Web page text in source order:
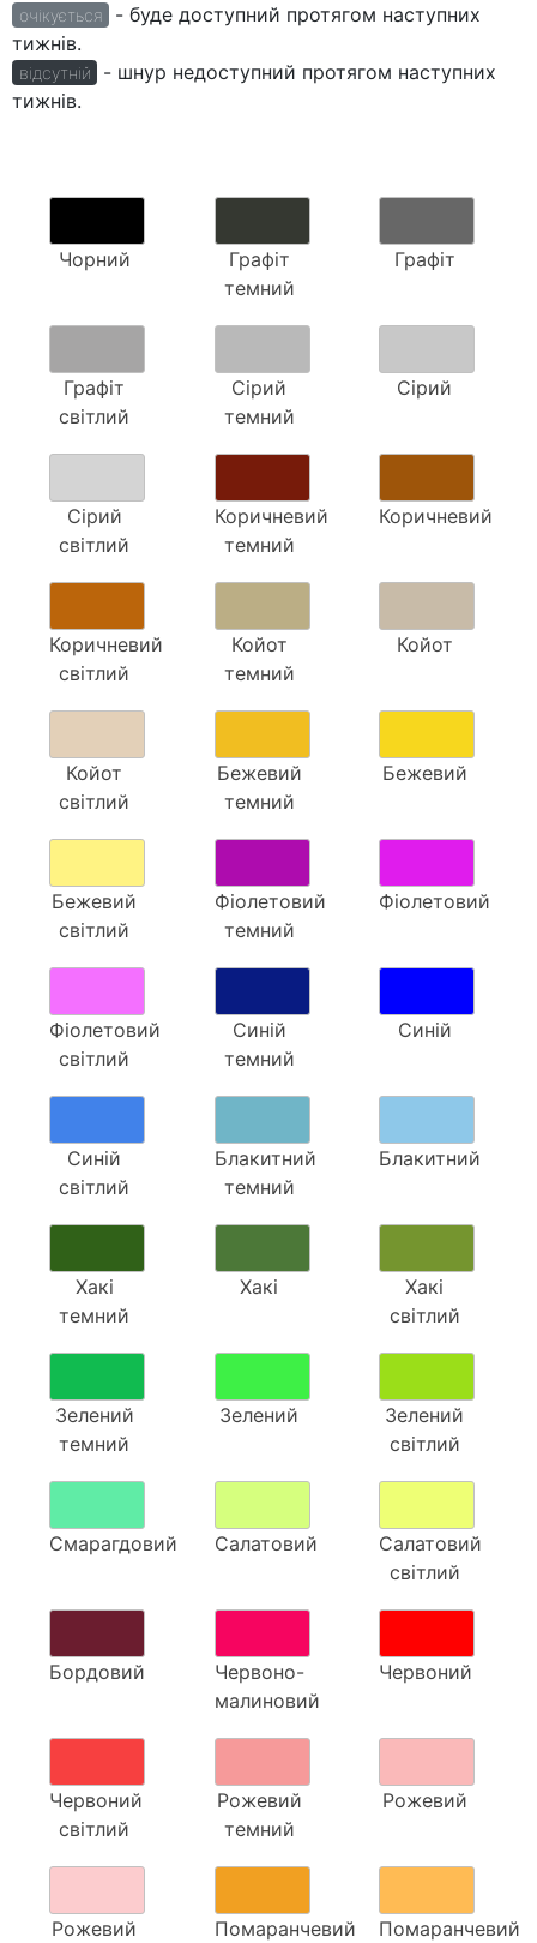
очікується
- буде доступний протягом наступних
тижнів.
відсутній
- шнур недоступний протягом наступних
тижнів.
Чорний
Графіт
темний
Графіт
Графіт
світлий
Сірий
темний
Сірий
Сірий
світлий
Коричневий
темний
Коричневий
Коричневий
світлий
Койот
темний
Койот
Койот
світлий
Бежевий
темний
Бежевий
Бежевий
світлий
Фіолетовий
темний
Фіолетовий
Фіолетовий
світлий
Синій
темний
Синій
Синій
світлий
Блакитний
темний
Блакитний
Хакі
темний
Хакі
Хакі
світлий
Зелений
темний
Зелений
Зелений
світлий
Смарагдовий Салатовий
Салатовий
світлий
Бордовий
Червоно-
малиновий
Червоний
Червоний
світлий
Рожевий
темний
Рожевий
Рожевий Помаранчевий Помаранчевий